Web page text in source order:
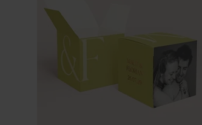
Bobine ruban mariage coton 40 mm